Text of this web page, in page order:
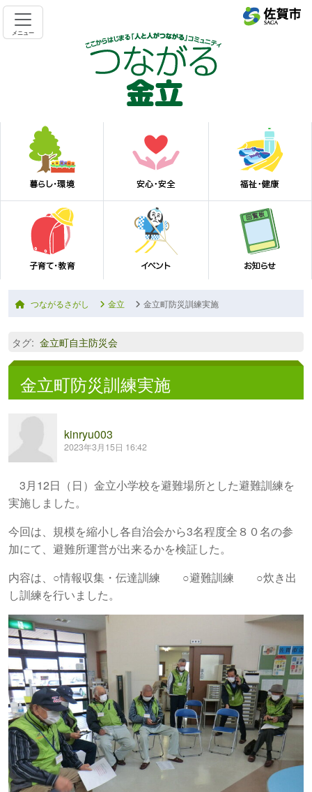
メニュー
つながるさがし 金立 金立町防災訓練実施
タグ: 金立町自主防災会
金立町防災訓練実施
kinryu003
2023年3月15日 16:42
3月12日（日）金立小学校を避難場所とした避難訓練を
実施しました。
今回は、規模を縮小し各自治会から3名程度全８０名の参
加にて、避難所運営が出来るかを検証した。
内容は、○情報収集・伝達訓練 ○避難訓練 ○炊き出
し訓練を行いました。